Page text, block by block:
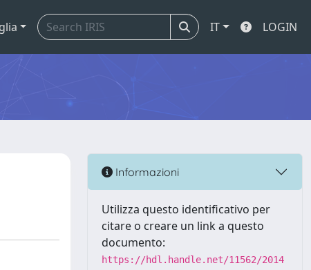
IT LOGIN
Informazioni
Utilizza questo identificativo per
citare o creare un link a questo
documento:
https://hdl.handle.net/11562/2014